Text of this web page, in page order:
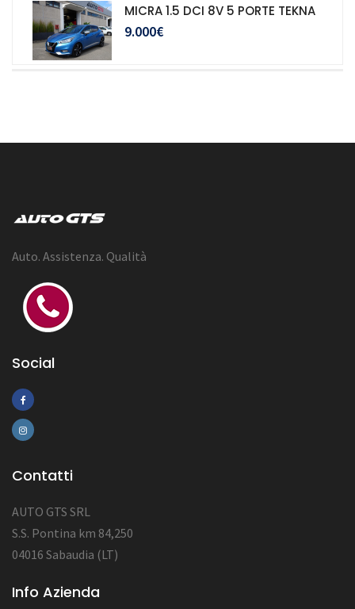
MICRA 1.5 DCI 8V 5 PORTE TEKNA
9.000€
Auto. Assistenza. Qualità
Social
Contatti
AUTO GTS SRL
S.S. Pontina km 84,250
04016 Sabaudia (LT)
Info Azienda